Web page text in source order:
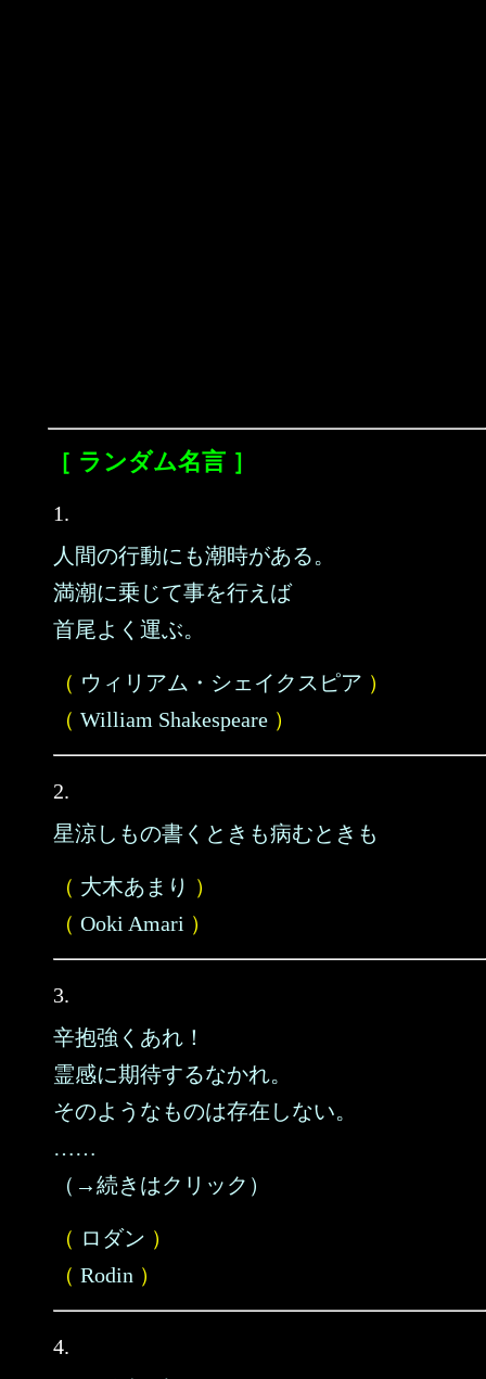
［ ランダム名言 ］
1.
人間の行動にも潮時がある。
満潮に乗じて事を行えば
首尾よく運ぶ。
（ ウィリアム・シェイクスピア ）
（ William Shakespeare ）
2.
星涼しもの書くときも病むときも
（ 大木あまり ）
（ Ooki Amari ）
3.
辛抱強くあれ！
霊感に期待するなかれ。
そのようなものは存在しない。
……
（→続きはクリック）
（ ロダン ）
（ Rodin ）
4.